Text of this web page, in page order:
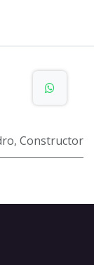
, Constructor